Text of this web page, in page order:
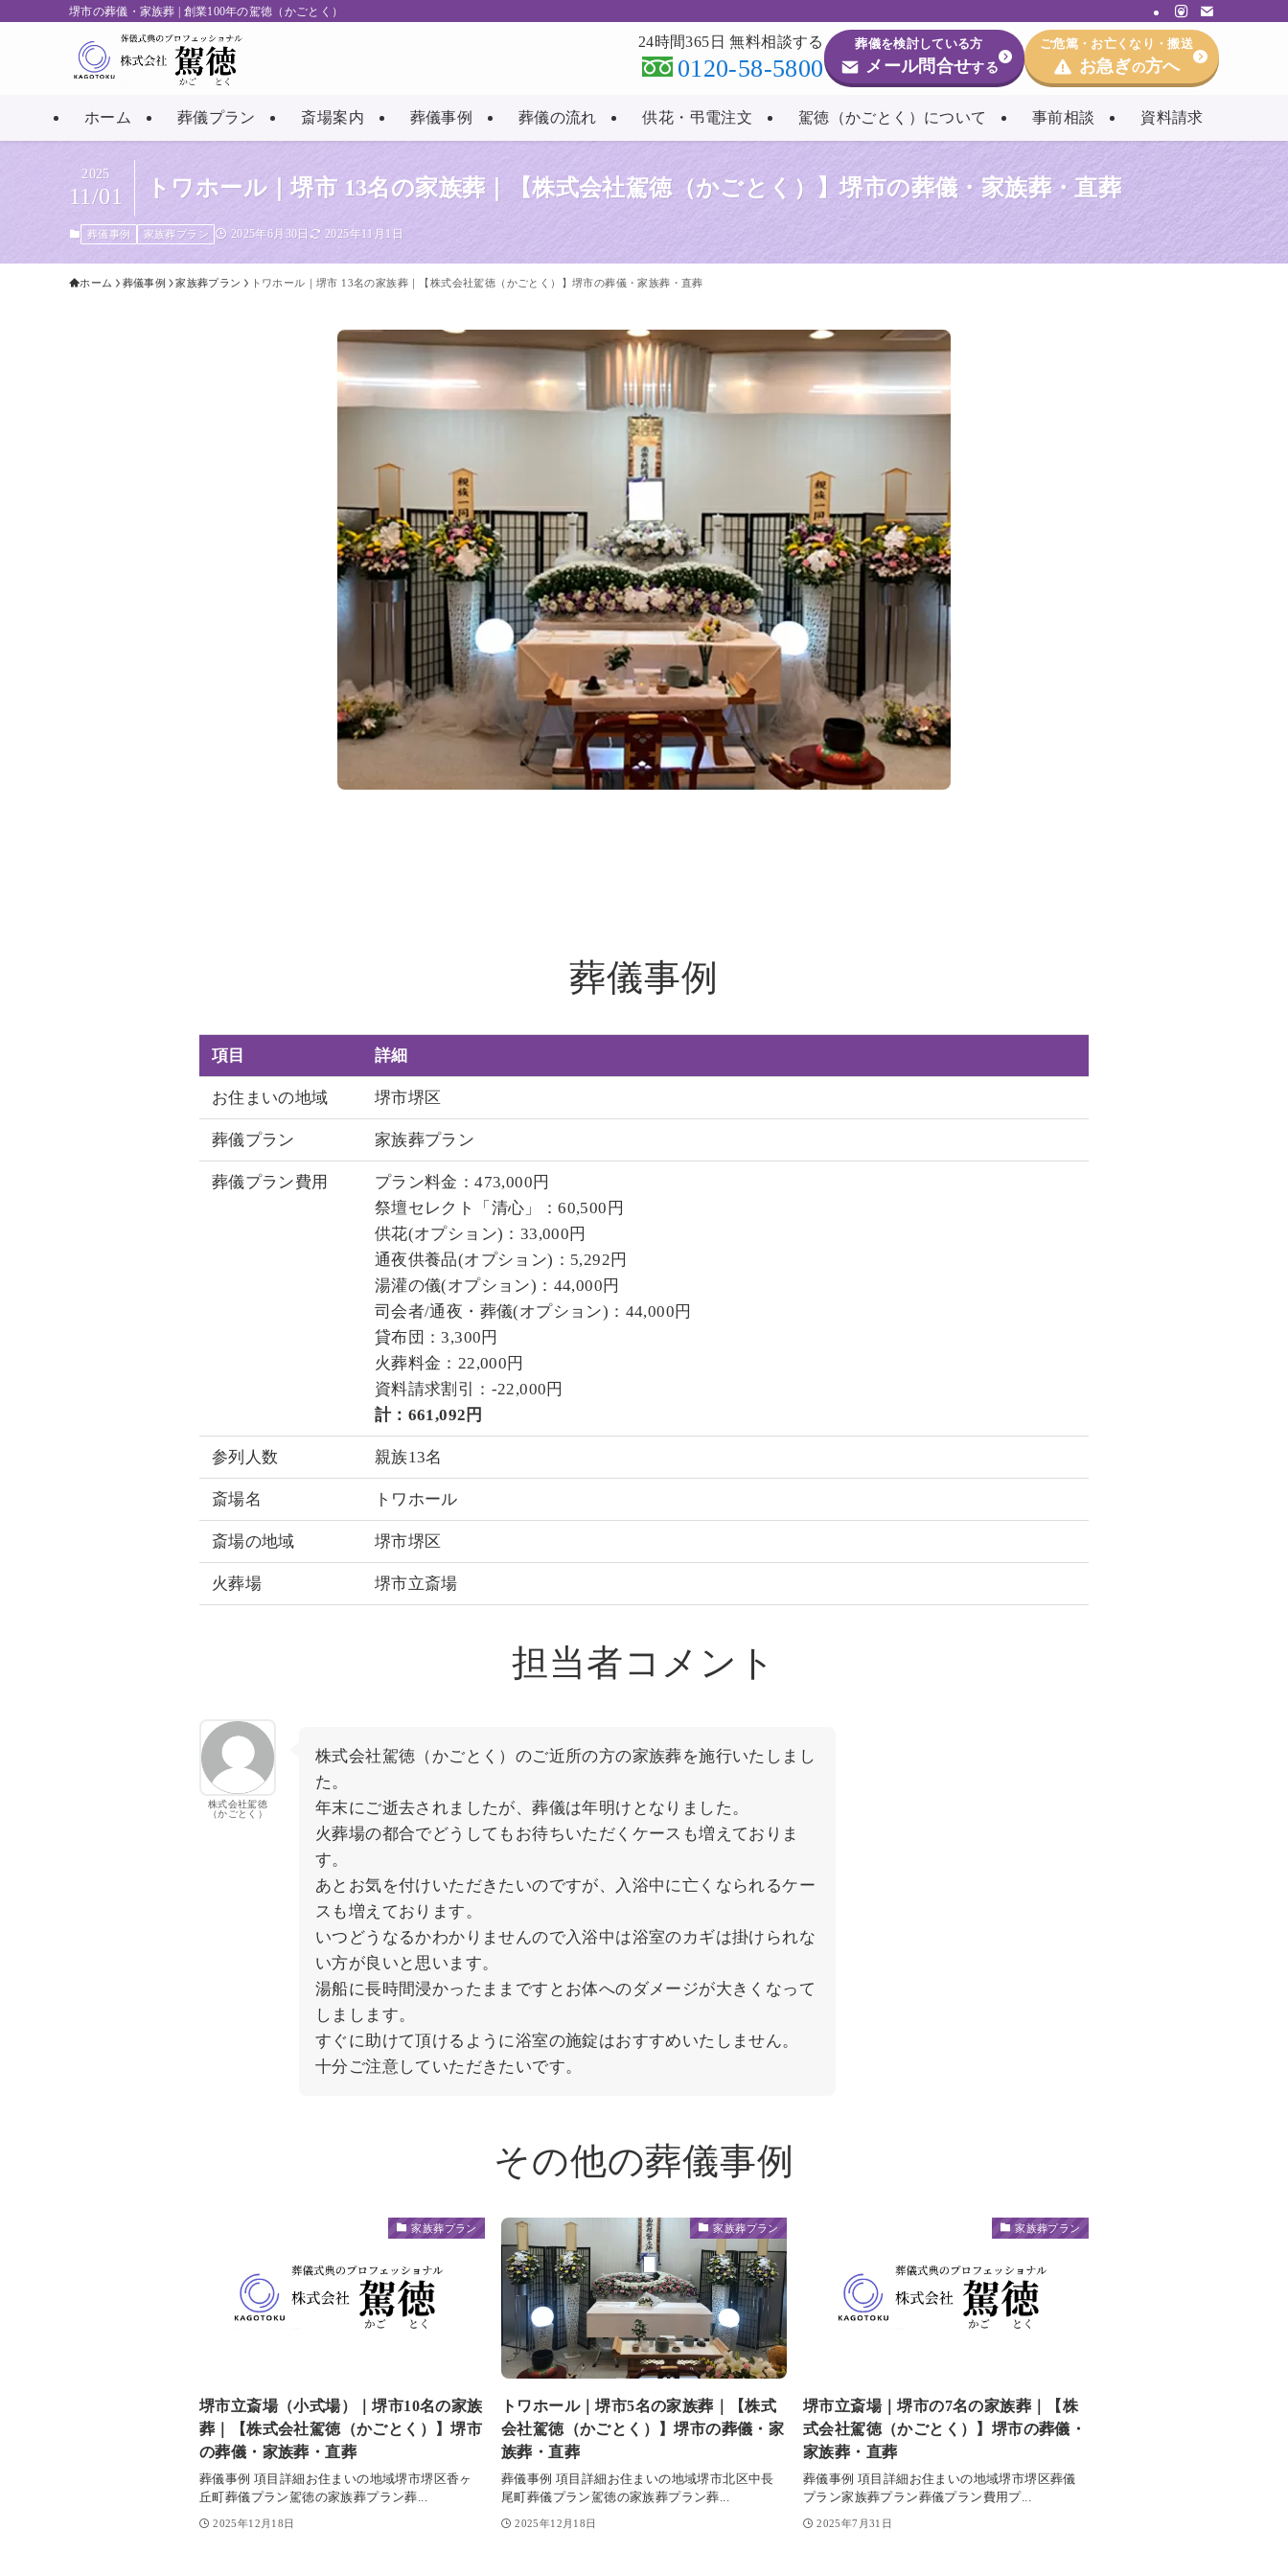
堺市の葬儀・家族葬 | 創業100年の駕徳（かごとく）
ホーム 葬儀プラン 斎場案内 葬儀事例 葬儀の流れ 供花・弔電注文 駕徳（かごとく）について 事前相談 資料請求
24時間365日 無料相談する
0120-58-5800
葬儀を検討している方
メール問合せする
ご危篤・お亡くなり・搬送
お急ぎの方へ
トワホール｜堺市 13名の家族葬｜【株式会社駕徳（かごとく）】堺市の葬儀・家族葬・直葬
2025
11/01
葬儀事例 家族葬プラン 2025年6月30日 2025年11月1日
ホーム 葬儀事例 家族葬プラン トワホール｜堺市 13名の家族葬｜【株式会社駕徳（かごとく）】堺市の葬儀・家族葬・直葬
葬儀事例
項目 詳細
お住まいの地域 堺市堺区
葬儀プラン 家族葬プラン
葬儀プラン費用
プラン料金：473,000円
祭壇セレクト「清心」：60,500円
供花(オプション)：33,000円
通夜供養品(オプション)：5,292円
湯灌の儀(オプション)：44,000円
司会者/通夜・葬儀(オプション)：44,000円
貸布団：3,300円
火葬料金：22,000円
資料請求割引：-22,000円
計：661,092円
参列人数 親族13名
斎場名 トワホール
斎場の地域 堺市堺区
火葬場 堺市立斎場
担当者コメント
株式会社駕徳
（かごとく）
株式会社駕徳（かごとく）のご近所の方の家族葬を施行いたしまし
た。
年末にご逝去されましたが、葬儀は年明けとなりました。
火葬場の都合でどうしてもお待ちいただくケースも増えておりま
す。
あとお気を付けいただきたいのですが、入浴中に亡くなられるケー
スも増えております。
いつどうなるかわかりませんので入浴中は浴室のカギは掛けられな
い方が良いと思います。
湯船に長時間浸かったままですとお体へのダメージが大きくなって
しまします。
すぐに助けて頂けるように浴室の施錠はおすすめいたしません。
十分ご注意していただきたいです。
その他の葬儀事例
家族葬プラン
堺市立斎場（小式場）｜堺市10名の家族
葬｜【株式会社駕徳（かごとく）】堺市
の葬儀・家族葬・直葬
葬儀事例 項目詳細お住まいの地域堺市堺区香ヶ
丘町葬儀プラン駕徳の家族葬プラン葬...
2025年12月18日
家族葬プラン
トワホール｜堺市5名の家族葬｜【株式
会社駕徳（かごとく）】堺市の葬儀・家
族葬・直葬
葬儀事例 項目詳細お住まいの地域堺市北区中長
尾町葬儀プラン駕徳の家族葬プラン葬...
2025年12月18日
家族葬プラン
堺市立斎場｜堺市の7名の家族葬｜【株
式会社駕徳（かごとく）】堺市の葬儀・
家族葬・直葬
葬儀事例 項目詳細お住まいの地域堺市堺区葬儀
プラン家族葬プラン葬儀プラン費用プ...
2025年7月31日